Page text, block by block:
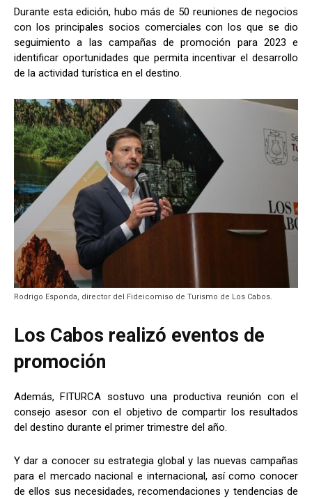
Durante esta edición, hubo más de 50 reuniones de negocios
con los principales socios comerciales con los que se dio
seguimiento a las campañas de promoción para 2023 e
identificar oportunidades que permita incentivar el desarrollo
de la actividad turística en el destino.
Rodrigo Esponda, director del Fideicomiso de Turismo de Los Cabos.
Los Cabos realizó eventos de
promoción
Además, FITURCA sostuvo una productiva reunión con el
consejo asesor con el objetivo de compartir los resultados
del destino durante el primer trimestre del año.
Y dar a conocer su estrategia global y las nuevas campañas
para el mercado nacional e internacional, así como conocer
de ellos sus necesidades, recomendaciones y tendencias de